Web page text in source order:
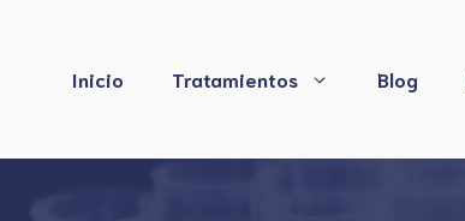
contenidoInicio Tratamientos Blog